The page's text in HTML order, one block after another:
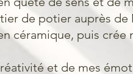
de potier auprès de
céramique, puis crée
et de mes